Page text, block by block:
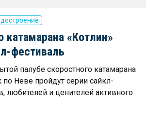
катамарана «Котлин»
фестиваль
палубе скоростного катамарана
Неве пройдут серии сайкл-
любителей и ценителей активного